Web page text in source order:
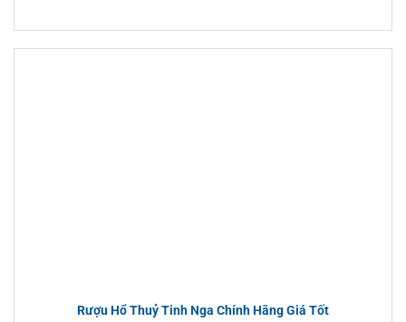
Rượu Hổ Thuỷ Tinh Nga Chính Hãng Giá Tốt